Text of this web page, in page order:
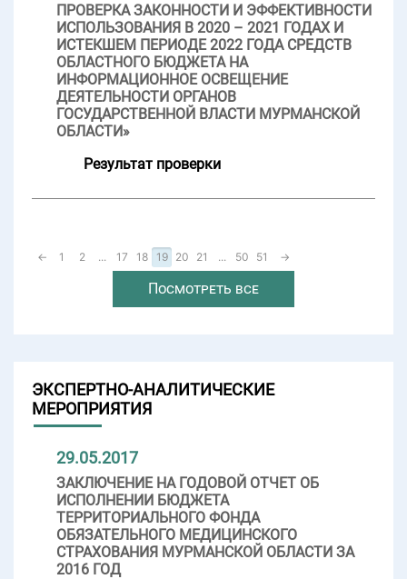
ПРОВЕРКА ЗАКОННОСТИ И ЭФФЕКТИВНОСТИ
ИСПОЛЬЗОВАНИЯ В 2020 – 2021 ГОДАХ И
ИСТЕКШЕМ ПЕРИОДЕ 2022 ГОДА СРЕДСТВ
ОБЛАСТНОГО БЮДЖЕТА НА
ИНФОРМАЦИОННОЕ ОСВЕЩЕНИЕ
ДЕЯТЕЛЬНОСТИ ОРГАНОВ
ГОСУДАРСТВЕННОЙ ВЛАСТИ МУРМАНСКОЙ
ОБЛАСТИ»
Результат проверки
← 1 2 ... 17 18 19 20 21 ... 50 51 →
Посмотреть все
ЭКСПЕРТНО-АНАЛИТИЧЕСКИЕ
МЕРОПРИЯТИЯ
29.05.2017
ЗАКЛЮЧЕНИЕ НА ГОДОВОЙ ОТЧЕТ ОБ
ИСПОЛНЕНИИ БЮДЖЕТА
ТЕРРИТОРИАЛЬНОГО ФОНДА
ОБЯЗАТЕЛЬНОГО МЕДИЦИНСКОГО
СТРАХОВАНИЯ МУРМАНСКОЙ ОБЛАСТИ ЗА
2016 ГОД